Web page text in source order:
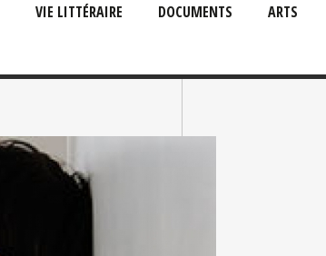
VIE LITTÉRAIRE DOCUMENTS ARTS